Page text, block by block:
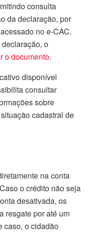
consulta
da declaração, por
no e-CAC.
o
o documento.
disponível
consultar
sobre
cadastral de
na conta
o crédito não seja
desativada, os
resgate por até um
caso, o cidadão